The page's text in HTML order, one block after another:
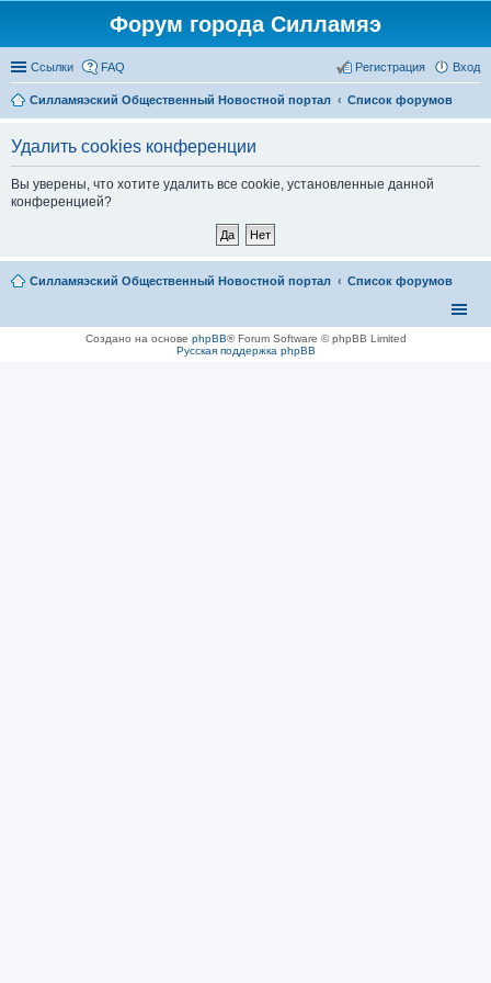
Форум города Силламяэ
Ссылки FAQ Вход
Регистрация
Силламяэский Общественный Новостной портал Список форумов
Удалить cookies конференции
Вы уверены, что хотите удалить все cookie, установленные данной
конференцией?
Силламяэский Общественный Новостной портал Список форумов
Создано на основе phpBB® Forum Software © phpBB Limited
Русская поддержка phpBB